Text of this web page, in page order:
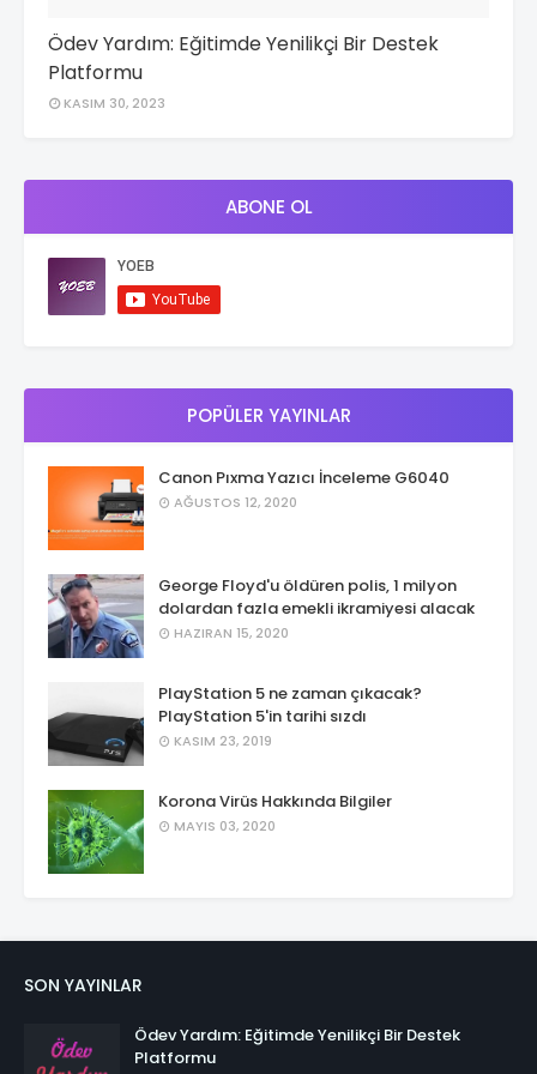
Ödev Yardım: Eğitimde Yenilikçi Bir Destek
Platformu
KASIM 30, 2023
ABONE OL
POPÜLER YAYINLAR
Canon Pıxma Yazıcı İnceleme G6040
AĞUSTOS 12, 2020
George Floyd'u öldüren polis, 1 milyon
dolardan fazla emekli ikramiyesi alacak
HAZIRAN 15, 2020
PlayStation 5 ne zaman çıkacak?
PlayStation 5'in tarihi sızdı
KASIM 23, 2019
Korona Virüs Hakkında Bilgiler
MAYIS 03, 2020
SON YAYINLAR
Ödev Yardım: Eğitimde Yenilikçi Bir Destek
Platformu